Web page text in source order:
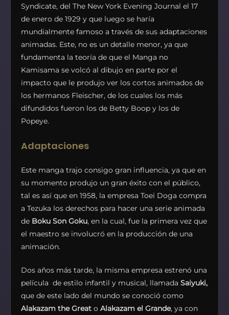
Syndicate, del The New York Evening Journal el 17
de enero de 1929 y que luego se haría
mundialmente famoso a través de sus adaptaciones
animadas. Este, no es un detalle menor, ya que
fundamenta la teoría de que el Manga no
Kamisama se volcó al dibujo en parte por el
impacto que le produjo ver los cortos animados de
los hermanos Fleischer, de los cuales los más
difundidos fueron los de Betty Boop y los de
Popeye.
Adaptaciones
Este manga trajo consigo gran influencia, ya que en
su momento produjo un gran éxito con el público,
tal es así que en 1958, la empresa Toei Doga compra
a Tezuka los derechos para hacer una serie animada
de Boku Son Goku, en la cual, fue la primera vez que
el maestro se involucró en la producción de una
animación.
Dos años más tarde, la misma empresa estrenó una
película de estilo infantil y musical, llamada Saiyuki,
que de este lado del mundo se conoció como
Alakazam the Great o Alakazam el Grande, ya con